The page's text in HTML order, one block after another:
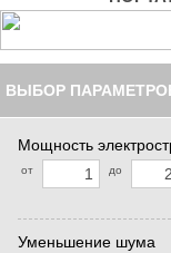
ВЫБОР
Мощность
от до
Уменьшение шума